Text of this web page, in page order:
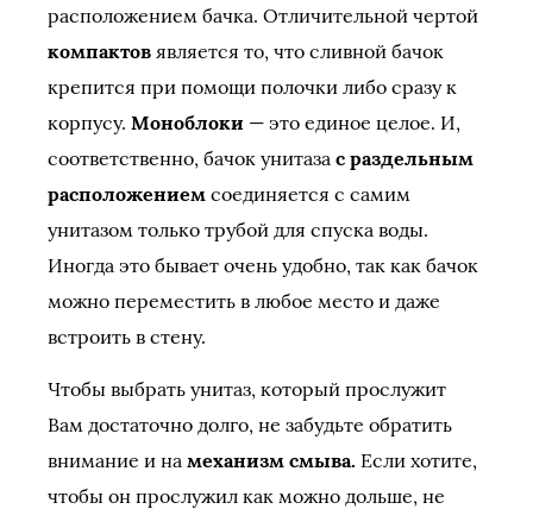
расположением бачка. Отличительной чертой
компактов является то, что сливной бачок
крепится при помощи полочки либо сразу к
корпусу. Моноблоки — это единое целое. И,
соответственно, бачок унитаза с раздельным
расположением соединяется с самим
унитазом только трубой для спуска воды.
Иногда это бывает очень удобно, так как бачок
можно переместить в любое место и даже
встроить в стену.
Чтобы выбрать унитаз, который прослужит
Вам достаточно долго, не забудьте обратить
внимание и на механизм смыва. Если хотите,
чтобы он прослужил как можно дольше, не